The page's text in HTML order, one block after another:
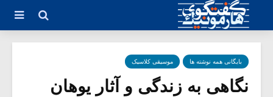
بایگانی همه نوشته ها موسیقی کلاسیک
نگاهى به زندگى و آثار یوهان